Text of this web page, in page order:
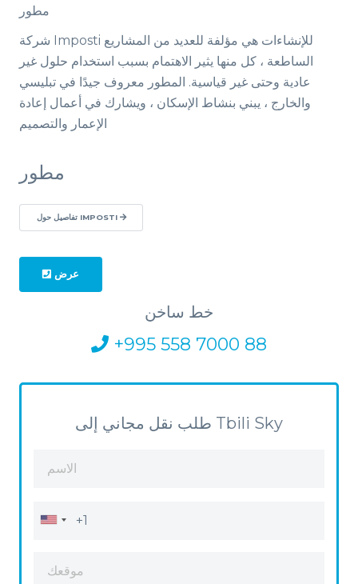
مطور
شركة Imposti للإنشاءات هي مؤلفة للعديد من المشاريع
الساطعة ، كل منها يثير الاهتمام بسبب استخدام حلول غير
عادية وحتى غير قياسية. المطور معروف جيدًا في تبليسي
والخارج ، يبني بنشاط الإسكان ، ويشارك في أعمال إعادة
الإعمار والتصميم
مطور
تفاصيل حول IMPOSTI
عرض
خط ساخن
+995 558 7000 88
طلب نقل مجاني إلى Tbili Sky